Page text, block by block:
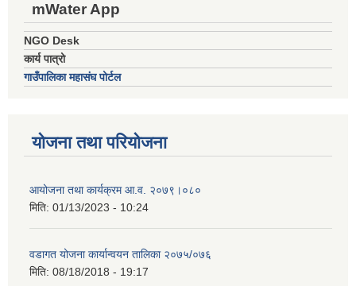
mWater App
NGO Desk
कार्य पात्रो
गाउँपालिका महासंघ पोर्टल
योजना तथा परियोजना
आयोजना तथा कार्यक्रम आ.व. २०७९।०८०
मिति: 01/13/2023 - 10:24
वडागत योजना कार्यान्वयन तालिका २०७५/०७६
मिति: 08/18/2018 - 19:17